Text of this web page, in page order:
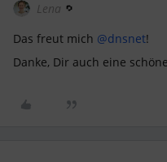
Lena
Das freut mich @dnsnet!
Danke, Dir auch eine